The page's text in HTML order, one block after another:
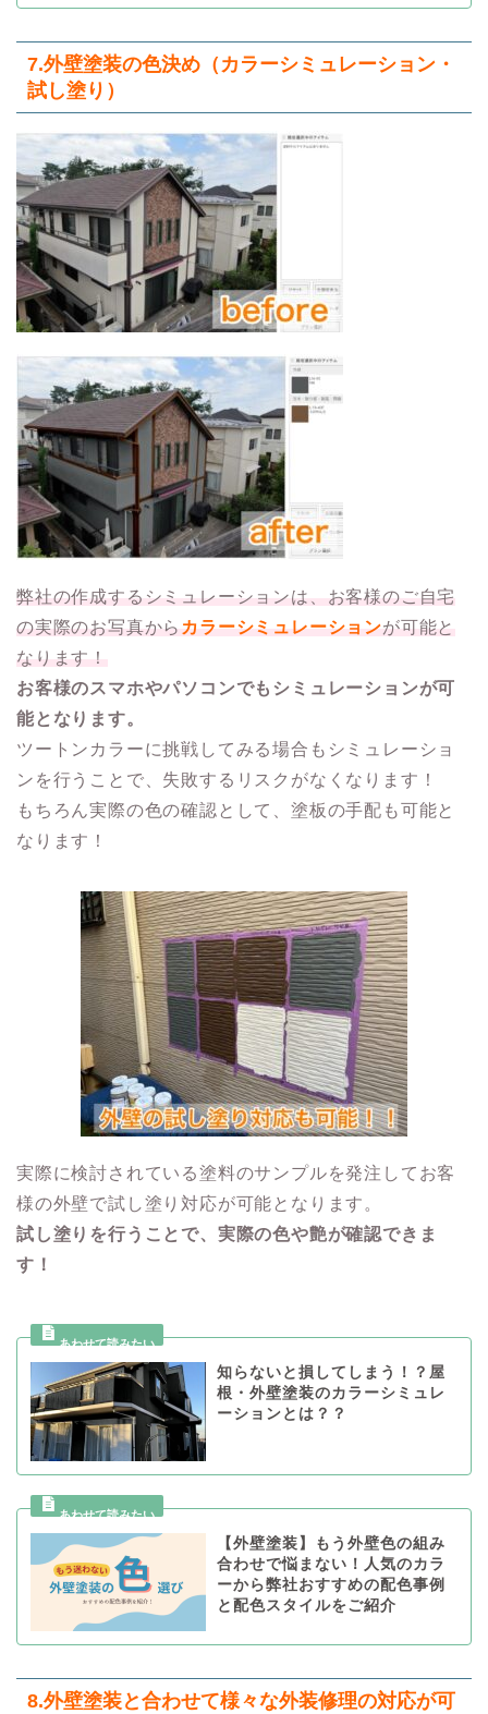
7.外壁塗装の色決め（カラーシミュレーション・
試し塗り）
弊社の作成するシミュレーションは、お客様のご自宅
の実際のお写真から カラーシミュレーションが可能と
なります！
お客様のスマホやパソコンでもシミュレーションが可
能となります。
ツートンカラーに挑戦してみる場合もシミュレーショ
ンを行うことで、失敗するリスクがなくなります！
もちろん実際の色の確認として、塗板の手配も可能と
なります！
実際に検討されている塗料のサンプルを発注してお客
様の外壁で試し塗り対応が可能となります。
試し塗りを行うことで、実際の色や艶が確認できま
す！
知らないと損してしまう！？屋
根・外壁塗装のカラーシミュレ
ーションとは？？
【外壁塗装】もう外壁色の組み
合わせで悩まない！人気のカラ
ーから弊社おすすめの配色事例
と配色スタイルをご紹介
8.外壁塗装と合わせて様々な外装修理の対応が可